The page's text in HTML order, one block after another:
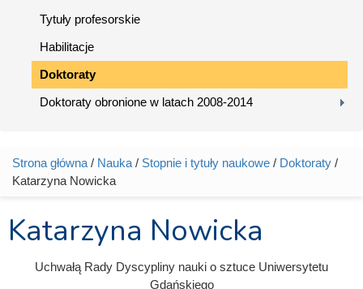
Tytuły profesorskie
Habilitacje
Doktoraty
Doktoraty obronione w latach 2008-2014
Jesteś tutaj
Strona główna / Nauka / Stopnie i tytuły naukowe / Doktoraty /
Katarzyna Nowicka
Katarzyna Nowicka
Uchwałą Rady Dyscypliny nauki o sztuce Uniwersytetu
Gdańskiego